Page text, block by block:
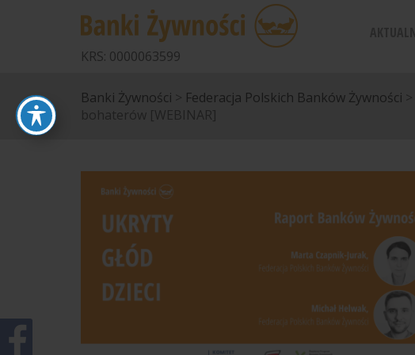
KRS: 0000063599
Banki Żywności > Federacja Polskich Banków Żywności >
bohaterów [WEBINAR]